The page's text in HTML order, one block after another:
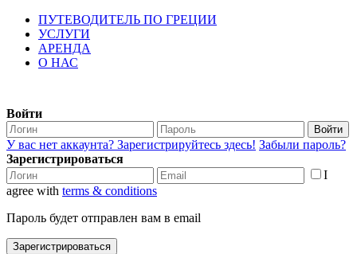
ПУТЕВОДИТЕЛЬ ПО ГРЕЦИИ
УСЛУГИ
АРЕНДА
О НАС
Войти
Войти
У вас нет аккаунта? Зарегистрируйтесь здесь! Забыли пароль?
Зарегистрироваться
I
agree with terms & conditions
Пароль будет отправлен вам в email
Зарегистрироваться